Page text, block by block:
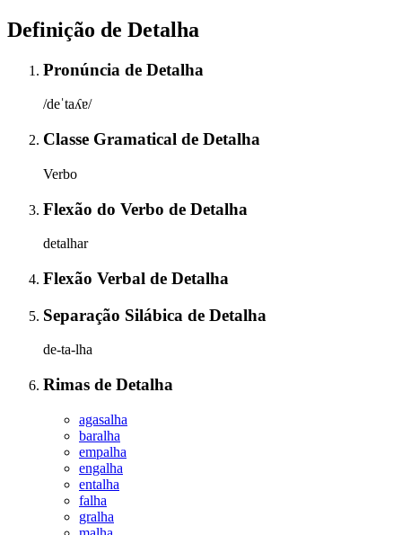
Definição de Detalha
Pronúncia de Detalha
/deˈtaʎɐ/
Classe Gramatical de Detalha
Verbo
Flexão do Verbo de Detalha
detalhar
Flexão Verbal de Detalha
Separação Silábica de Detalha
de-ta-lha
Rimas de Detalha
agasalha
baralha
empalha
engalha
entalha
falha
gralha